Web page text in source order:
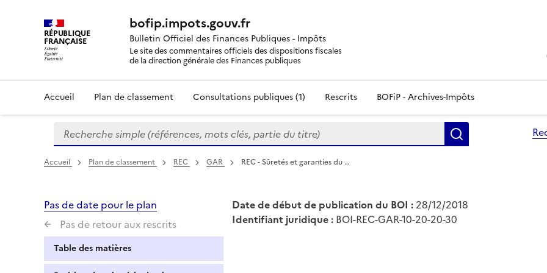
RÉPUBLIQUE
FRANÇAISE
bofip.impots.gouv.fr
Bulletin Officiel des Finances Publiques - Impôts
Le site des commentaires officiels des dispositions fiscales
de la direction générale des Finances publiques
Accueil Plan de classement Consultations publiques (1) Rescrits BOFiP - Archives-Impôts
Formulaire
de
recherche
Recherche simple (références, mots clés, partie du titre)
Accueil Plan de classement REC GAR REC - Sûretés et garanties du …
Pas de date pour le plan
Pas de retour aux rescrits
Table des matières
Date de début de publication du BOI : 28/12/2018
Identifiant juridique : BOI-REC-GAR-10-20-20-30